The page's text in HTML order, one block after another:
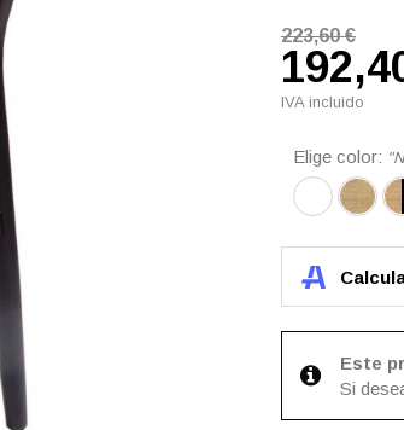
223,60 €
IVA incluido
Elige color:
Este
Si